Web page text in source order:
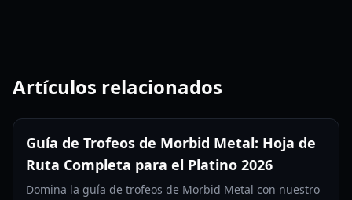
Artículos relacionados
Guía de Trofeos de Morbid Metal: Hoja de
Ruta Completa para el Platino 2026
Domina la guía de trofeos de Morbid Metal con nuestro